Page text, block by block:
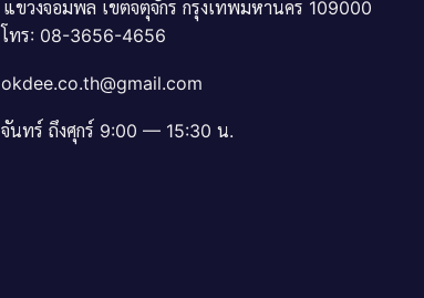
แขวงจอมพล เขตจตุจักร กรุงเทพมหานคร 109000
โทร: 08-3656-4656
okdee.co.th@gmail.com
จันทร์ ถึงศุกร์ 9:00 — 15:30 น.